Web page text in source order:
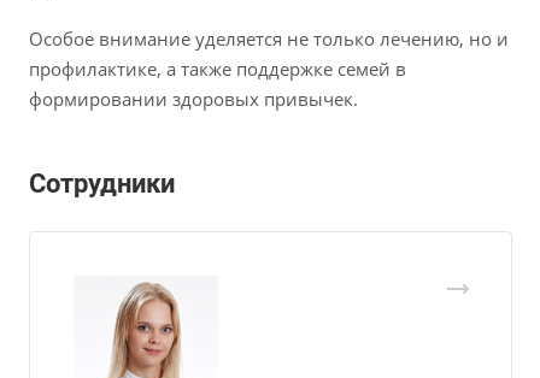
Особое внимание уделяется не только лечению, но и
профилактике, а также поддержке семей в
формировании здоровых привычек.
Сотрудники